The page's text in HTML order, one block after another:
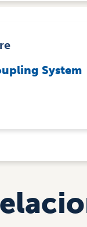
System